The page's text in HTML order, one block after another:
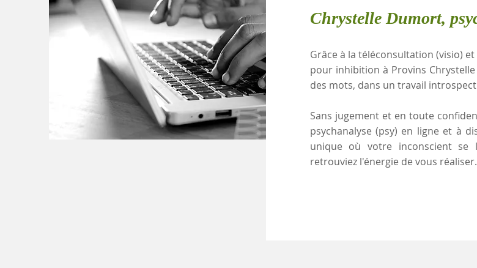
Chrystelle Dumort,
Grâce à la téléconsultation (visio)
pour inhibition à Provins
des mots, dans un travail
Sans jugement et en toute
psychanalyse (psy) en ligne et à
unique où votre inconscient se
retrouviez l'énergie de vous réaliser.